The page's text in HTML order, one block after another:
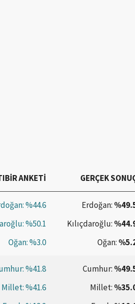
ANKETİ GERÇEK
%44.6
%50.1
Oğan:%3.0
Erdoğan:
Kılıçdaroğlu:
Oğan:
%41.8
Millet:%41.6
Cumhur:
Millet: